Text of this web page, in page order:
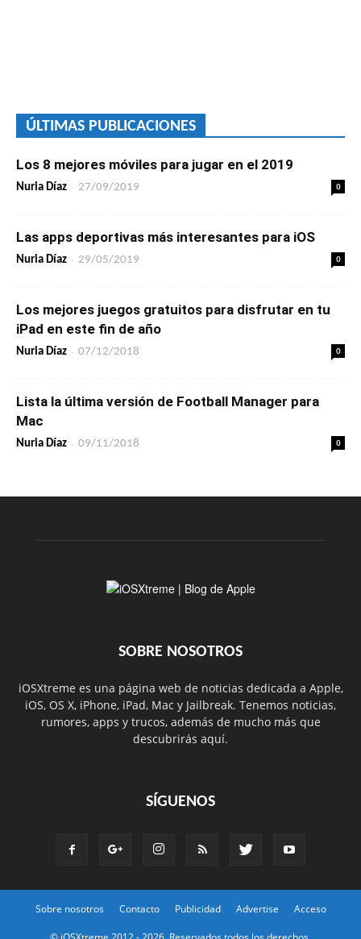
ÚLTIMAS PUBLICACIONES
Los 8 mejores móviles para jugar en el 2019
Nuria Díaz - 27/09/2019 0
Las apps deportivas más interesantes para iOS
Nuria Díaz - 29/05/2019 0
Los mejores juegos gratuitos para disfrutar en tu
iPad en este fin de año
Nuria Díaz - 07/12/2018 0
Lista la última versión de Football Manager para
Mac
Nuria Díaz - 09/11/2018 0
SOBRE NOSOTROS
iOSXtreme es una página web de noticias dedicada a Apple,
iOS, OS X, iPhone, iPad, Mac y Jailbreak. Tenemos noticias,
rumores, apps y trucos, además de mucho más que
descubrirás aquí.
SÍGUENOS
Sobre nosotros Contacto Publicidad Advertise Acceso